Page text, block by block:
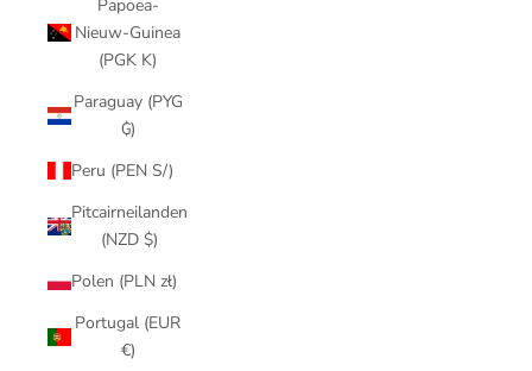
Papoea-
Nieuw-Guinea
(PGK K)
Paraguay (PYG
₲)
Peru (PEN S/)
Pitcairneilanden
(NZD $)
Polen (PLN zł)
Portugal (EUR
€)